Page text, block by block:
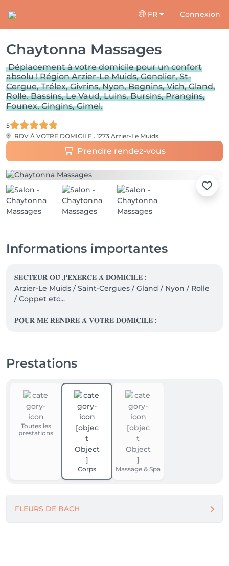
FR Connexion
Chaytonna Massages
Déplacement à votre domicile pour un confort
absolu ! Région Arzier-Le Muids, Genolier, St-
Cergue, Trélex, Givrins, Nyon, Begnins, Vich, Gland,
Rolle. Bassins, Le Vaud, Luins, Bursins, Prangins,
Founex, Gingins, Gimel.
5
RDV À VOTRE DOMICILE . 1273 Arzier-Le Muids
Prendre rendez-vous
Informations importantes
𝐒𝐄𝐂𝐓𝐄𝐔𝐑 𝐎𝐔̀ 𝐉'𝐄𝐗𝐄𝐑𝐂𝐄 𝐀̀ 𝐃𝐎𝐌𝐈𝐂𝐈𝐋𝐄 :
Arzier-Le Muids / Saint-Cergues / Gland / Nyon / Rolle
/ Coppet etc...
𝐏𝐎𝐔𝐑 𝐌𝐄 𝐑𝐄𝐍𝐃𝐑𝐄 𝐀̀ 𝐕𝐎𝐓𝐑𝐄 𝐃𝐎𝐌𝐈𝐂𝐈𝐋𝐄 :
dans la section "Note" avant de confirmer votre
me permet de me rendre à l'endroit souhaité sans
aucun contretemps. Assurez-vous donc de fournir ces
informations pour profiter pleinement de votre
expérience de massage optimale
𝐋𝐀 𝐏𝐑𝐄́𝐏𝐀𝐑𝐀𝐓𝐈𝐎𝐍 𝐃𝐄 𝐌𝐀 𝐕𝐄𝐍𝐔𝐄 :
Afin d'assurer votre confort optimal, je vous invite à
préparer un linge propre à disposer sur la table de
massage à mon arrivée s'il vous plait.
en Cash, Twint ou Carte Bancaire
Prestations
Toutes les
prestations
Corps Massage & Spa
FLEURS DE BACH